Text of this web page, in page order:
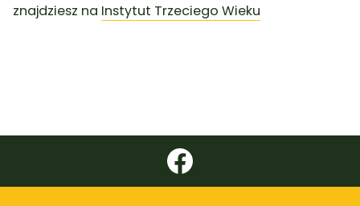
znajdziesz na Instytut Trzeciego Wieku